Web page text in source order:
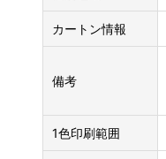
カートン情報
備考
1色印刷範囲